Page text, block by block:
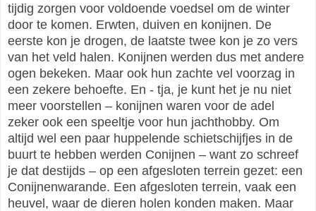
tijdig zorgen voor voldoende voedsel om de winter
door te komen. Erwten, duiven en konijnen. De
eerste kon je drogen, de laatste twee kon je zo vers
van het veld halen. Konijnen werden dus met andere
ogen bekeken. Maar ook hun zachte vel voorzag in
een zekere behoefte. En - tja, je kunt het je nu niet
meer voorstellen – konijnen waren voor de adel
zeker ook een speeltje voor hun jachthobby. Om
altijd wel een paar huppelende schietschijfjes in de
buurt te hebben werden Conijnen – want zo schreef
je dat destijds – op een afgesloten terrein gezet: een
Conijnenwarande. Een afgesloten terrein, vaak een
heuvel, waar de dieren holen konden maken. Maar